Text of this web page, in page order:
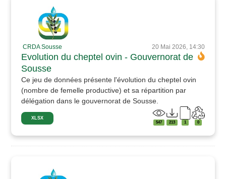
CRDA Sousse 20 Mai 2026, 14:30
Evolution du cheptel ovin - Gouvernorat de
Sousse
Ce jeu de données présente l'évolution du cheptel ovin
(nombre de femelle productive) et sa répartition par
délégation dans le gouvernorat de Sousse.
XLSX
547 213 1 0